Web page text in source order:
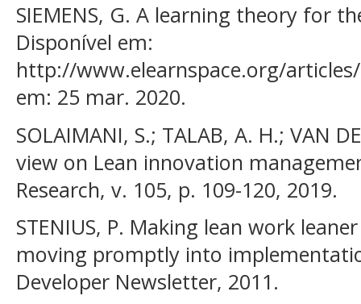
SIEMENS, G. A learning theory for
Disponível em:
http://www.elearnspace.org/
em: 25 mar. 2020.
SOLAIMANI, S.; TALAB, A. H.; VAN
view on Lean innovation
Research, v. 105, p. 109-120, 2019.
STENIUS, P. Making lean work
moving promptly into
Developer Newsletter, 2011.